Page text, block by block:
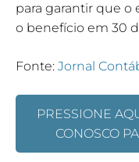
para garantir que
o benefício em 30
Fonte: Jornal
PRESSIONE
CONOSCO